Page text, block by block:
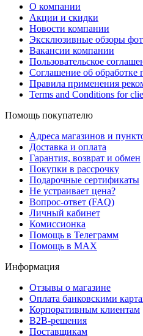
О компании
Акции и скидки
Новости компании
Эксклюзивные обзоры
Вакансии компании
Пользовательское
Соглашение об
Правила применения
Terms and Conditions for
Помощь покупателю
Адреса магазинов и
Доставка и оплата
Гарантия, возврат и обмен
Покупки в рассрочку
Подарочные сертификаты
Не устраивает цена?
Вопрос-ответ (FAQ)
Личный кабинет
Комиссионка
Помощь в Телеграмм
Помощь в MAX
Информация
Отзывы о магазине
Оплата банковскими
Корпоративным клиентам
B2B-решения
Поставщикам